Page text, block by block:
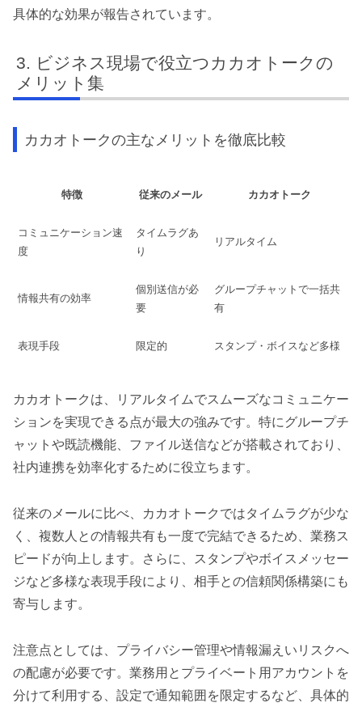
具体的な効果が報告されています。
ビジネス現場で役立つカカオトークの
メリット集
カカオトークの主なメリットを徹底比較
特徴 従来のメール カカオトーク
コミュニケーション速
度
タイムラグあ
り
リアルタイム
情報共有の効率
個別送信が必
要
グループチャットで一括共
有
表現手段 限定的 スタンプ・ボイスなど多様
カカオトークは、リアルタイムでスムーズなコミュニケー
ションを実現できる点が最大の強みです。特にグループチ
ャットや既読機能、ファイル送信などが搭載されており、
社内連携を効率化するために役立ちます。
従来のメールに比べ、カカオトークではタイムラグが少な
く、複数人との情報共有も一度で完結できるため、業務ス
ピードが向上します。さらに、スタンプやボイスメッセー
ジなど多様な表現手段により、相手との信頼関係構築にも
寄与します。
注意点としては、プライバシー管理や情報漏えいリスクへ
の配慮が必要です。業務用とプライベート用アカウントを
分けて利用する、設定で通知範囲を限定するなど、具体的